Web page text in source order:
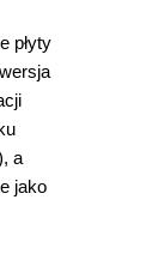
płyty
a
jako